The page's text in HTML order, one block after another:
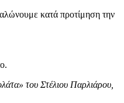
κατά προτίμηση την
του Στέλιου Παρλιάρου,